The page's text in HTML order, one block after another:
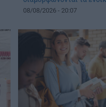
08/08/2026 - 20:07